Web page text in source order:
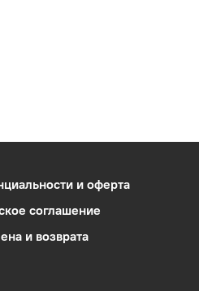
и оферта
соглашение
и возврата